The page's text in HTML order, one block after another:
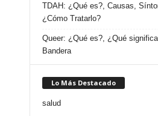
TDAH: ¿Qué es?, Causas,
¿Cómo Tratarlo?
Queer: ¿Qué es?, ¿Qué
Bandera
Lo Más Destacado
salud